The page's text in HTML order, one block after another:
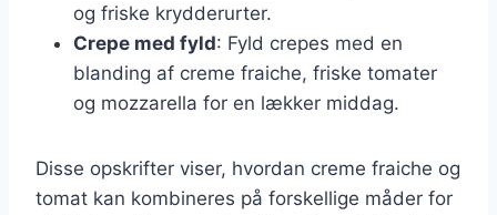
og friske krydderurter.
Crepe med fyld: Fyld crepes med en
blanding af creme fraiche, friske tomater
og mozzarella for en lækker middag.
Disse opskrifter viser, hvordan creme fraiche og
tomat kan kombineres på forskellige måder for